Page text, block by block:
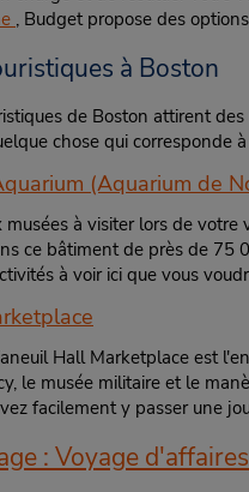
Plz,
Intl Airport
:
MA, 02128,
, Budget propose des
à Boston
de Boston attirent
chose qui corresponde
(Aquarium de
à visiter lors de
ce bâtiment de près de 75
à voir ici que vous
Hall Marketplace est
le musée militaire et le
facilement y passer une
: Voyage